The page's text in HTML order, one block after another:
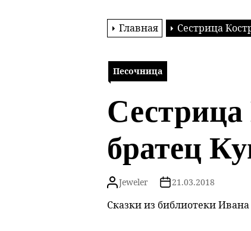
Главная Сестрица
Песочница
братец
Jeweler 21.03.2018
Сказки из библиотеки Ивана